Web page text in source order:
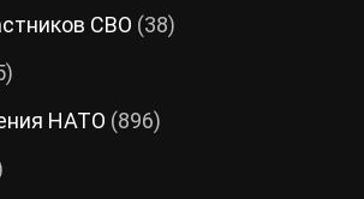
СВО (38)
НАТО (896)